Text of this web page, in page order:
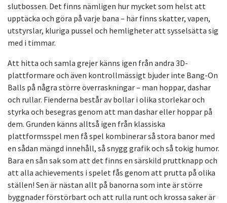
slutbossen. Det finns nämligen hur mycket som helst att
upptäcka och göra på varje bana – här finns skatter, vapen,
utstyrslar, kluriga pussel och hemligheter att sysselsätta sig
med i timmar.
Att hitta och samla grejer känns igen från andra 3D-
plattformare och även kontrollmässigt bjuder inte Bang-On
Balls på några större överraskningar – man hoppar, dashar
och rullar. Fienderna består av bollar i olika storlekar och
styrka och besegras genom att man dashar eller hoppar på
dem. Grunden känns alltså igen från klassiska
plattformsspel men få spel kombinerar så stora banor med
en sådan mängd innehåll, så snygg grafik och så tokig humor.
Bara en sån sak som att det finns en särskild pruttknapp och
att alla achievements i spelet fås genom att prutta på olika
ställen! Sen är nästan allt på banorna som inte är större
byggnader förstörbart och att rulla runt och krossa saker är